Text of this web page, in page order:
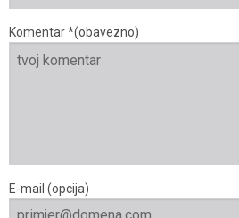
Komentar *(obavezno)
E-mail (opcija)